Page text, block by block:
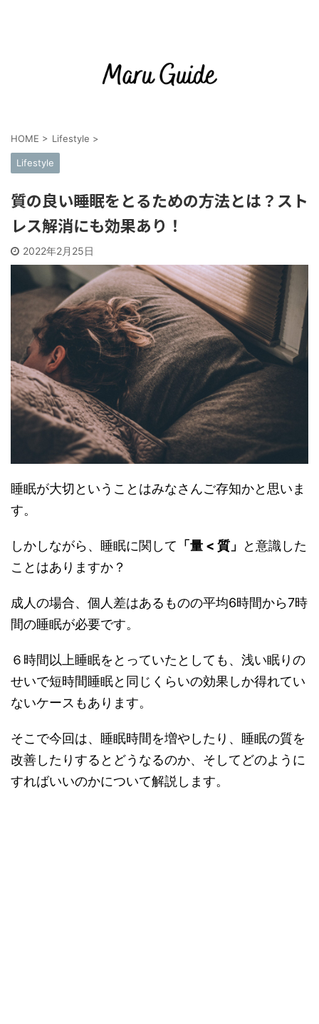
HOME > Lifestyle >
Lifestyle
質の良い睡眠をとるための方法とは？スト
レス解消にも効果あり！
2022年2月25日
睡眠が大切ということはみなさんご存知かと思いま
す。
しかしながら、睡眠に関して 「量 < 質」
と意識した
ことはありますか？
成人の場合、個人差はあるものの平均6時間から7時
間の睡眠が必要です。
６時間以上睡眠をとっていたとしても、浅い眠りの
せいで短時間睡眠と同じくらいの効果しか得れてい
ないケースもあります。
そこで今回は、睡眠時間を増やしたり、睡眠の質を
改善したりするとどうなるのか、そしてどのように
すればいいのかについて解説します。